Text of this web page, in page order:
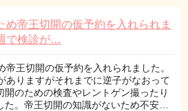
め帝王切開の仮予約を入れられま
で検診が…
帝王切開の仮予約を入れられました。
ありますがそれまでに逆子がなおって
開のための検査やレントゲン撮ったり
た。帝王切開の知識がないため不安…